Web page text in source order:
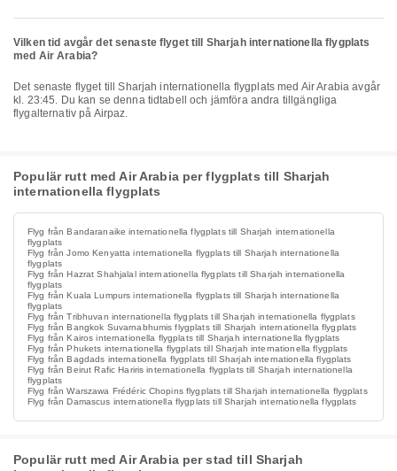
Vilken tid avgår det senaste flyget till Sharjah internationella flygplats
med Air Arabia?
Det senaste flyget till Sharjah internationella flygplats med Air Arabia avgår
kl. 23:45. Du kan se denna tidtabell och jämföra andra tillgängliga
flygalternativ på Airpaz.
Populär rutt med Air Arabia per flygplats till Sharjah
internationella flygplats
Flyg från Bandaranaike internationella flygplats till Sharjah internationella
flygplats
Flyg från Jomo Kenyatta internationella flygplats till Sharjah internationella
flygplats
Flyg från Hazrat Shahjalal internationella flygplats till Sharjah internationella
flygplats
Flyg från Kuala Lumpurs internationella flygplats till Sharjah internationella
flygplats
Flyg från Tribhuvan internationella flygplats till Sharjah internationella flygplats
Flyg från Bangkok Suvarnabhumis flygplats till Sharjah internationella flygplats
Flyg från Kairos internationella flygplats till Sharjah internationella flygplats
Flyg från Phukets internationella flygplats till Sharjah internationella flygplats
Flyg från Bagdads internationella flygplats till Sharjah internationella flygplats
Flyg från Beirut Rafic Hariris internationella flygplats till Sharjah internationella
flygplats
Flyg från Warszawa Frédéric Chopins flygplats till Sharjah internationella flygplats
Flyg från Damascus internationella flygplats till Sharjah internationella flygplats
Populär rutt med Air Arabia per stad till Sharjah